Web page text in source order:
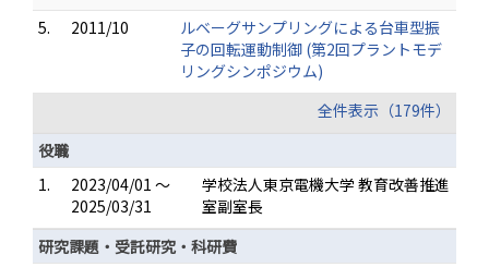
5.
2011/10
ルベーグサンプリングによる台車型振
子の回転運動制御 (第2回プラントモデ
リングシンポジウム)
全件表示（179件）
役職
1.
2023/04/01 ～
2025/03/31
学校法人東京電機大学 教育改善推進
室副室長
研究課題・受託研究・科研費